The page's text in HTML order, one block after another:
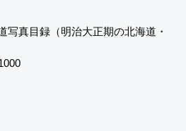
写真目録（明治大正期の北海道・